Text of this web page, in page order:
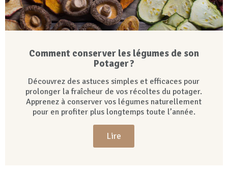
Comment conserver les légumes de son
Potager ?
Découvrez des astuces simples et efficaces pour
prolonger la fraîcheur de vos récoltes du potager.
Apprenez à conserver vos légumes naturellement
pour en profiter plus longtemps toute l’année.
Lire